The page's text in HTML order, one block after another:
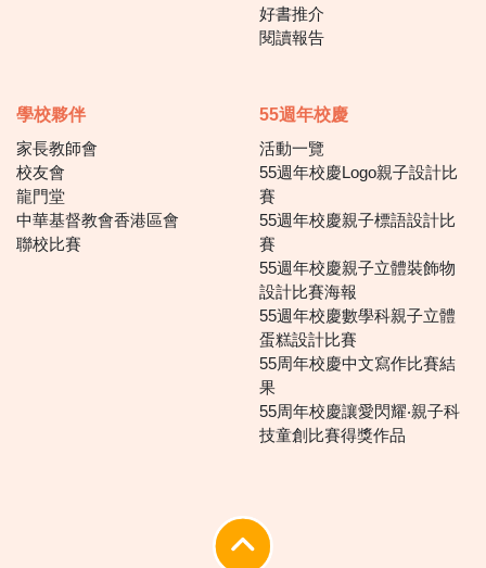
好書推介
閱讀報告
學校夥伴
家長教師會
校友會
龍門堂
中華基督教會香港區會
聯校比賽
55週年校慶
活動一覽
55週年校慶Logo親子設計比
賽
55週年校慶親子標語設計比
賽
55週年校慶親子立體裝飾物
設計比賽海報
55週年校慶數學科親子立體
蛋糕設計比賽
55周年校慶中文寫作比賽結
果
55周年校慶讓愛閃耀‧親子科
技童創比賽得獎作品